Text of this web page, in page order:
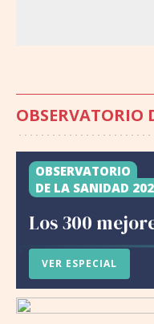
OBSERVATORIO
OBSERVATORIO
DE LA SANIDAD
Los 300
VER ESPECIAL